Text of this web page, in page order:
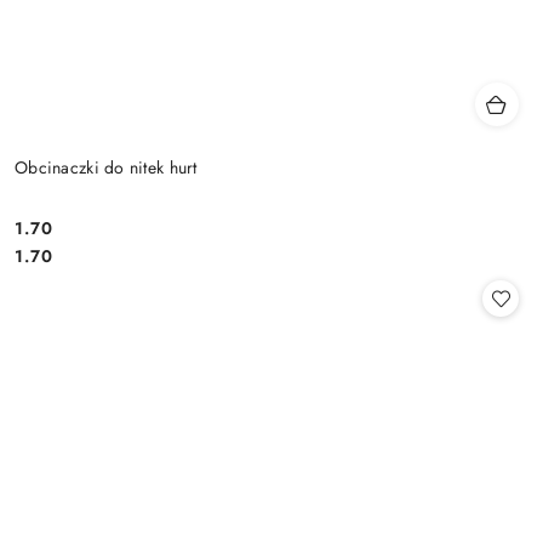
Obcinaczki do nitek hurt
Cena:
1.70
Cena:
1.70